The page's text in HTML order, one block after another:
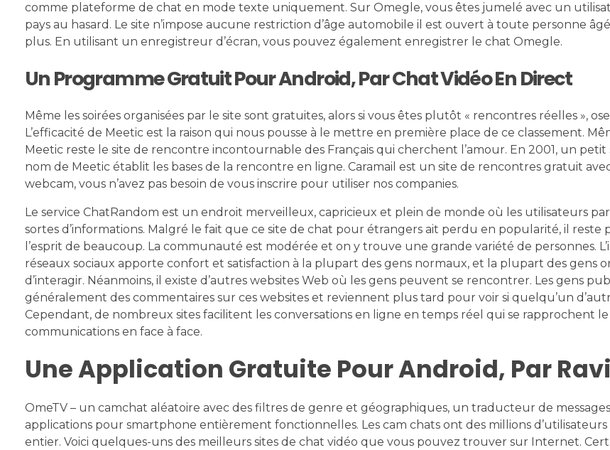
comme plateforme de chat en mode texte uniquement. Sur Omegle, vous êtes jumelé avec un
pays au hasard. Le site n’impose aucune restriction d’âge automobile il est ouvert à toute personne
plus. En utilisant un enregistreur d’écran, vous pouvez également enregistrer le chat Omegle.
Un Programme Gratuit Pour Android, Par Chat Vidéo En Direct
Même les soirées organisées par le site sont gratuites, alors si vous êtes plutôt « rencontres réelles »,
L’efficacité de Meetic est la raison qui nous pousse à le mettre en première place de ce classement.
Meetic reste le site de rencontre incontournable des Français qui cherchent l’amour. En 2001, un petit
nom de Meetic établit les bases de la rencontre en ligne. Caramail est un site de rencontres gratuit
webcam, vous n’avez pas besoin de vous inscrire pour utiliser nos companies.
Le service ChatRandom est un endroit merveilleux, capricieux et plein de monde où les utilisateurs
sortes d’informations. Malgré le fait que ce site de chat pour étrangers ait perdu en popularité, il reste
l’esprit de beaucoup. La communauté est modérée et on y trouve une grande variété de personnes.
réseaux sociaux apporte confort et satisfaction à la plupart des gens normaux, et la plupart des gens
d’interagir. Néanmoins, il existe d’autres websites Web où les gens peuvent se rencontrer. Les gens
généralement des commentaires sur ces websites et reviennent plus tard pour voir si quelqu’un
Cependant, de nombreux sites facilitent les conversations en ligne en temps réel qui se rapprochent
communications en face à face.
Une Application Gratuite Pour Android, Par
OmeTV – un camchat aléatoire avec des filtres de genre et géographiques, un traducteur de
applications pour smartphone entièrement fonctionnelles. Les cam chats ont des millions
entier. Voici quelques-uns des meilleurs sites de chat vidéo que vous pouvez trouver sur Internet.